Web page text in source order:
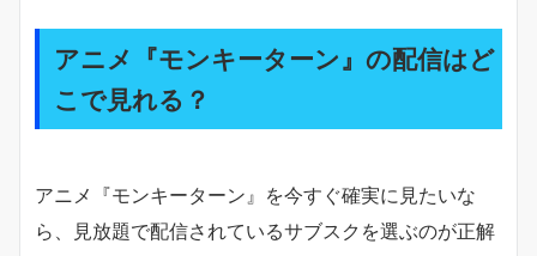
アニメ『モンキーターン』の配信はど
こで見れる？
アニメ『モンキーターン』を今すぐ確実に見たいな
ら、見放題で配信されているサブスクを選ぶのが正解